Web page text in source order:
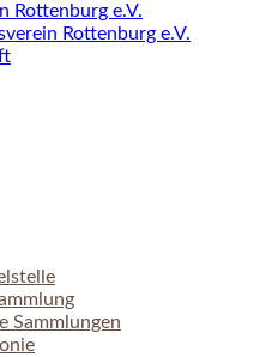
Rottenburg e.V.
Rottenburg e.V.
Sammlungen